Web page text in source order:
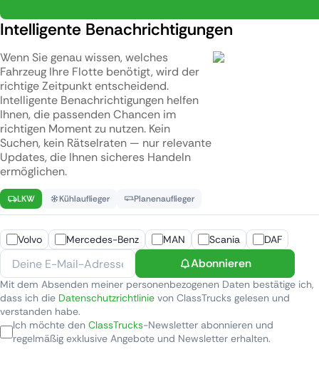
Intelligente Benachrichtigungen
Wenn Sie genau wissen, welches
Fahrzeug Ihre Flotte benötigt, wird der
richtige Zeitpunkt entscheidend.
Intelligente Benachrichtigungen helfen
Ihnen, die passenden Chancen im
richtigen Moment zu nutzen. Kein
Suchen, kein Rätselraten — nur relevante
Updates, die Ihnen sicheres Handeln
ermöglichen.
LKW Kühlauflieger Planenauflieger
Volvo Mercedes-Benz MAN Scania DAF
Abonnieren
Mit dem Absenden meiner personenbezogenen Daten bestätige ich,
dass ich die Datenschutzrichtlinie von ClassTrucks gelesen und
verstanden habe.
Ich möchte den ClassTrucks-Newsletter abonnieren und
regelmäßig exklusive Angebote und Newsletter erhalten.